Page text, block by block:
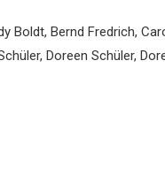
Boldt, Bernd Fredrich,
Doreen Schüler,